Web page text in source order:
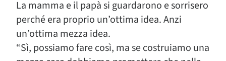
La mamma e il papà si guardarono e sorrisero
perché era proprio un’ottima idea. Anzi
un’ottima mezza idea.
“Sì, possiamo fare così, ma se costruiamo una